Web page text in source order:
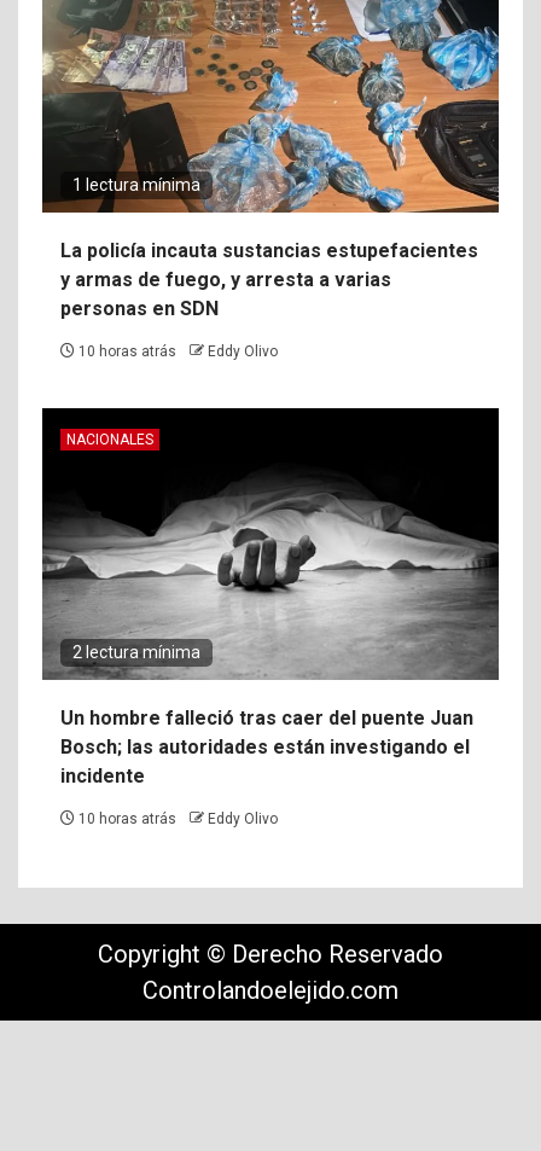
1 lectura mínima
La policía incauta sustancias estupefacientes
y armas de fuego, y arresta a varias
personas en SDN
10 horas atrás Eddy Olivo
NACIONALES
2 lectura mínima
Un hombre falleció tras caer del puente Juan
Bosch; las autoridades están investigando el
incidente
10 horas atrás Eddy Olivo
Copyright © Derecho Reservado
Controlandoelejido.com